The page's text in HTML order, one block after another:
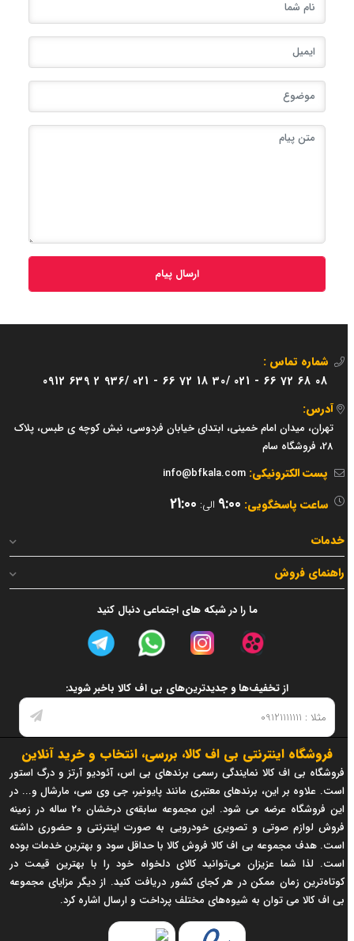
ارسال پیام
شماره تماس :
021 - 66 72 68 08
021 - 66 72 18 30/
0912 639 2 936/
آدرس:
تهران، میدان امام خمینی، ابتدای خیابان فردوسی، نبش کوچه ی طبس، پلاک
28، فروشگاه سام
پست الکترونیکی:info@bfkala.com
ساعت پاسخگویی:9:00الی:21:00
خدمات
راهنمای فروش
ما را در شبکه های اجتماعی دنبال کنید
از تخفیف‌ها و جدیدترین‌های بی اف کالا باخبر شوید:
فروشگاه اینترنتی بی اف کالا، بررسی، انتخاب و خرید آنلاین
فروشگاه بی اف کالا نمایندگی رسمی برندهای بی اس، آئودیو آرتز و درگ استور
است. علاوه بر این، برندهای معتبری مانند پایونیر، جی وی سی، مارشال و... در
این فروشگاه عرضه می شود. این مجموعه سابقه‌ی درخشان 20 ساله در زمینه
فروش لوازم صوتی و تصویری خودرویی به صورت اینترنتی و حضوری داشته
است. هدف مجموعه بی اف کالا فروش کالا با حداقل سود و بهترین خدمات بوده
است. لذا شما عزیزان می‌توانید کالای دلخواه خود را با بهترین قیمت در
کوتاه‌ترین زمان ممکن در هر کجای کشور دریافت کنید. از دیگر مزایای مجموعه
بی اف کالا می توان به شیوه‌های مختلف پرداخت و ارسال اشاره کرد.